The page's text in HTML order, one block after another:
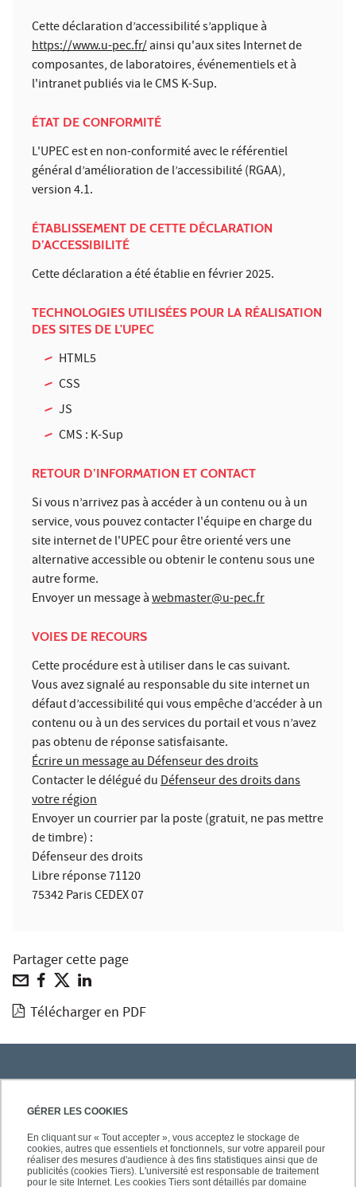
GÉRER LES COOKIES
En cliquant sur « Tout accepter », vous acceptez le stockage de
cookies, autres que essentiels et fonctionnels, sur votre appareil pour
réaliser des mesures d'audience à des fins statistiques ainsi que de
publicités (cookies Tiers). L'université est responsable de traitement
pour le site Internet. Les cookies Tiers sont détaillés par domaine
Cette déclaration d’accessibilité s’applique à
https://www.u-pec.fr/ainsi qu'aux sites Internet de
composantes, de laboratoires, événementiels et à
l'intranet publiés via le CMS K-Sup.
ÉTAT DE CONFORMITÉ
L'UPEC est en non-conformité avec le référentiel
général d’amélioration de l’accessibilité (RGAA),
version 4.1.
ÉTABLISSEMENT DE CETTE DÉCLARATION
D’ACCESSIBILITÉ
Cette déclaration a été établie en février 2025.
TECHNOLOGIES UTILISÉES POUR LA RÉALISATION
DES SITES DE L'UPEC
HTML5
CSS
JS
CMS : K-Sup
RETOUR D’INFORMATION ET CONTACT
Si vous n’arrivez pas à accéder à un contenu ou à un
service, vous pouvez contacter l'équipe en charge du
site internet de l'UPEC pour être orienté vers une
alternative accessible ou obtenir le contenu sous une
autre forme.
Envoyer un message àwebmaster@u-pec.fr
VOIES DE RECOURS
Cette procédure est à utiliser dans le cas suivant.
Vous avez signalé au responsable du site internet un
défaut d’accessibilité qui vous empêche d’accéder à un
contenu ou à un des services du portail et vous n’avez
pas obtenu de réponse satisfaisante.
Écrire un message au Défenseur des droits
Contacter le délégué duDéfenseur des droits dans
votre région
Envoyer un courrier par la poste (gratuit, ne pas mettre
de timbre) :
Défenseur des droits
Libre réponse 71120
75342 Paris CEDEX 07
Partager cette page
Télécharger en PDF
PRATIQUE
ACCÈS RAPIDES